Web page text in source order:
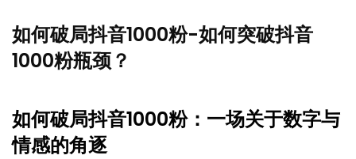
如何破局抖音1000粉-如何突破抖音
1000粉瓶颈？
如何破局抖音1000粉：一场关于数字与
情感的角逐